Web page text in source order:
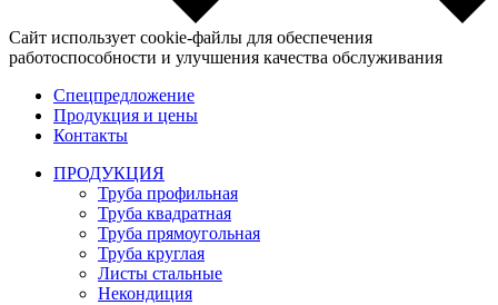
Сайт использует cookie-файлы для обеспечения
работоспособности и улучшения качества обслуживания
Спецпредложение
Продукция и цены
Контакты
ПРОДУКЦИЯ
Труба профильная
Труба квадратная
Труба прямоугольная
Труба круглая
Листы стальные
Некондиция